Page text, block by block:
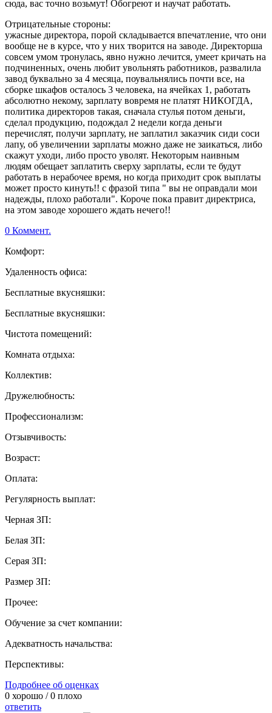
сюда, вас точно возьмут! Обогреют и научат работать.
Отрицательные стороны:
ужасные директора, порой складывается впечатление, что они
вообще не в курсе, что у них творится на заводе. Директорша
совсем умом тронулась, явно нужно лечится, умеет кричать на
подчиненных, очень любит увольнять работников, развалила
завод буквально за 4 месяца, поувальнялись почти все, на
сборке шкафов осталось 3 человека, на ячейках 1, работать
абсолютно некому, зарплату вовремя не платят НИКОГДА,
политика директоров такая, сначала стулья потом деньги,
сделал продукцию, подождал 2 недели когда деньги
перечислят, получи зарплату, не заплатил заказчик сиди соси
лапу, об увеличении зарплаты можно даже не заикаться, либо
скажут уходи, либо просто уволят. Некоторым наивным
людям обещает заплатить сверху зарплаты, если те будут
работать в нерабочее время, но когда приходит срок выплаты
может просто кинуть!! с фразой типа " вы не оправдали мои
надежды, плохо работали". Короче пока правит директриса,
на этом заводе хорошего ждать нечего!!
0 Коммент.
Комфорт:
Удаленность офиса:
Бесплатные вкусняшки:
Бесплатные вкусняшки:
Чистота помещений:
Комната отдыха:
Коллектив:
Дружелюбность:
Профессионализм:
Отзывчивость:
Возраст:
Оплата:
Регулярность выплат:
Черная ЗП:
Белая ЗП:
Серая ЗП:
Размер ЗП:
Прочее:
Обучение за счет компании:
Адекватность начальства:
Перспективы:
Подробнее об оценках
0 хорошо /0 плохо
ответить